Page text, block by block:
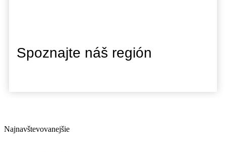
Spoznajte náš región
Najnavštevovanejšie